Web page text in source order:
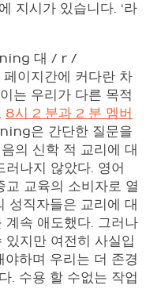
지시가 있습니다. ‘라
대 / r /
지간에 커다란 차
는 우리가 다른 목적
8시 2 분과 2 분 멤버
은 간단한 질문을
의 신학 적 교리에 대
나지 않았다. 영어
교육의 소비자로 열
성직자들은 교리에 대
계속 애도했다. 그러나
지만 여전히 사실입
하며 우리는 더 존경
. 수용 할 수없는 작업